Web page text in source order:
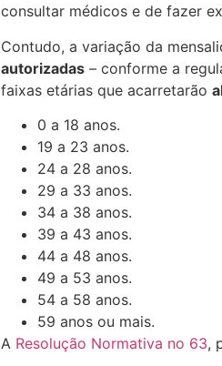
consultar médicos e de fazer
Contudo, a variação da
autorizadas – conforme a
faixas etárias que acarretarão
0 a 18 anos.
19 a 23 anos.
24 a 28 anos.
29 a 33 anos.
34 a 38 anos.
39 a 43 anos.
44 a 48 anos.
49 a 53 anos.
54 a 58 anos.
59 anos ou mais.
A Resolução Normativa no 63,